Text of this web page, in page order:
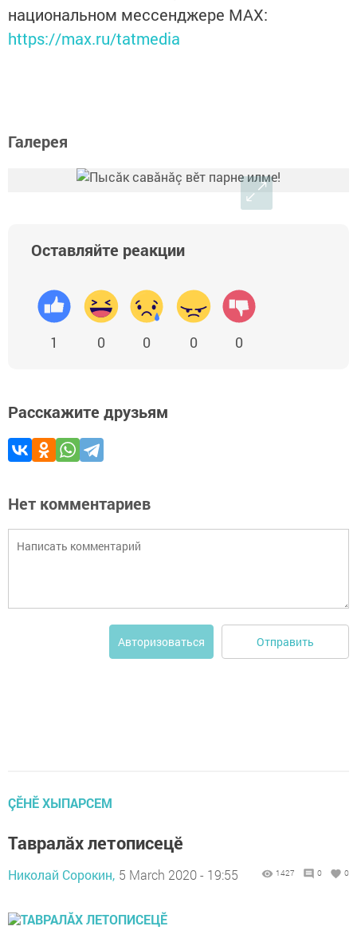
национальном мессенджере MАХ:
https://max.ru/tatmedia
Галерея
Оставляйте реакции
1 0 0 0 0
Расскажите друзьям
Нет комментариев
Авторизоваться Отправить
ÇӖНӖ ХЫПАРСЕМ
Тавралӑх летописецӗ
Николай Сорокин, 5 March 2020 - 19:55 1427 0 0